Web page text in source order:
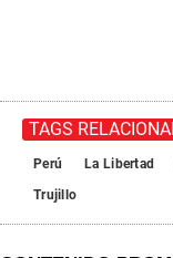
TAGS
Perú La Libertad
Trujillo